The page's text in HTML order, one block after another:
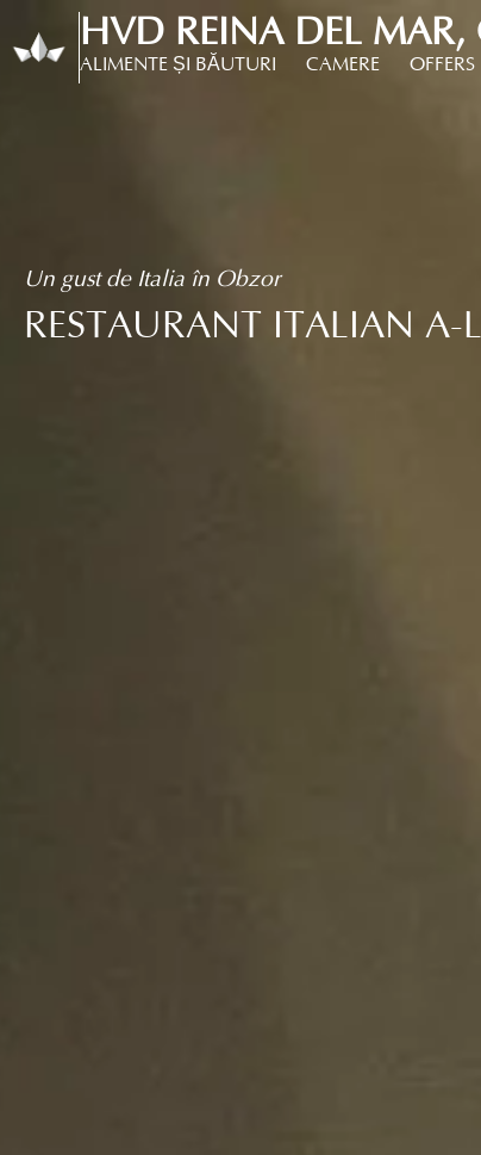
HVD REINA DEL
ALIMENTE ȘI BĂUTURI CAMERE OFFERS
Un gust de Italia în Obzor
RESTAURANT ITALIAN A-